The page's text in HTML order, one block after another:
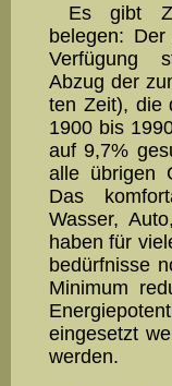
Es gibt
belegen:
Verfügung
Abzug der
ten Zeit), die
1900 bis
auf 9,7%
alle übrigen
Das
Wasser,
ha­ben für
bedürfnisse
Mini­mum
eingesetzt
werden.